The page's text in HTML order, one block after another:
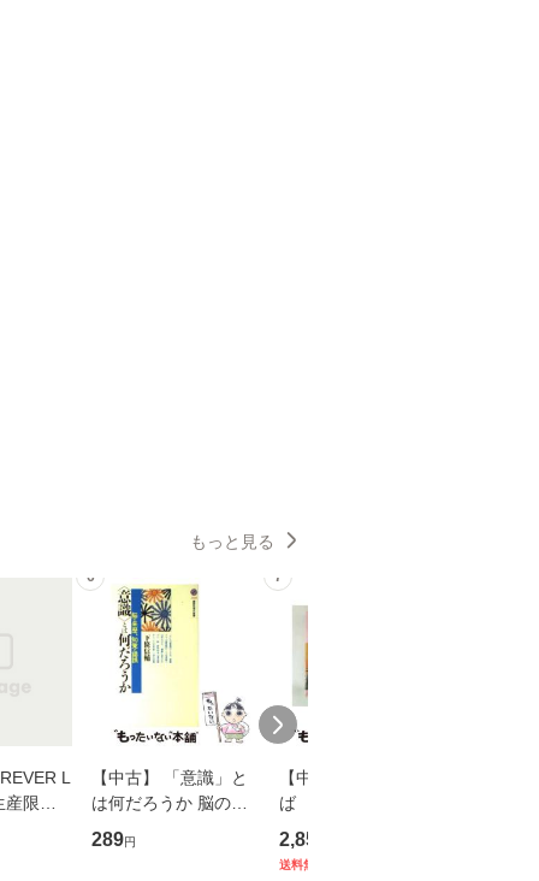
もっと見る
L
限定
×加藤
6
【中古】 「意識」と
は何だろうか 脳の来
歴、知覚の錯誤 （講
談社現代新書） / 下条
289円
7
【中古】 耳をすませ
ば 〈2枚組〉 [DVD] /
ブエナ・ビスタ・ホー
ム・エンターテイメン
2,852
送料無料